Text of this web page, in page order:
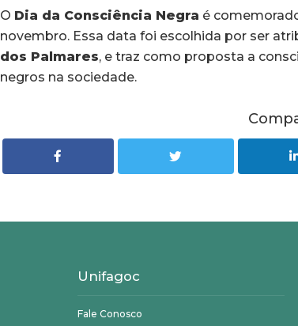
O Dia da Consciência Negra é
novembro. Essa data foi escolhida por ser
dos Palmares, e traz como proposta a
negros na sociedade.
Unifagoc
Fale Conosco